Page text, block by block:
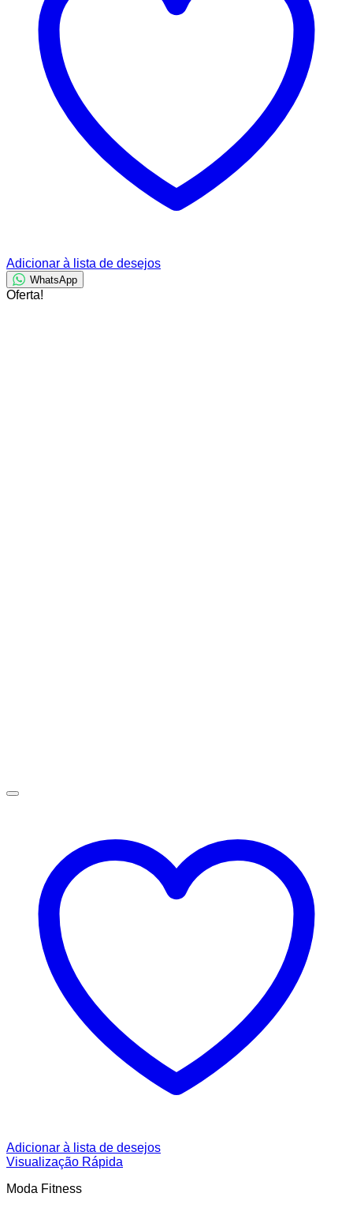
Adicionar à lista de desejos
WhatsApp
Oferta!
Adicionar à lista de desejos
Visualização Rápida
Moda Fitness